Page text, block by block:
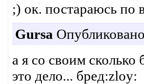
;) ок. постараюсь по
Gursa
а я со своим
это дело... бред:zloy: